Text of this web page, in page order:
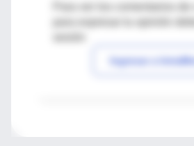
Para ver los comentarios de
Ingresar a